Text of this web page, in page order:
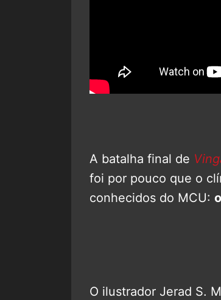
A batalha final de
foi por pouco que o
conhecidos do MCU:
O ilustrador Jerad S.